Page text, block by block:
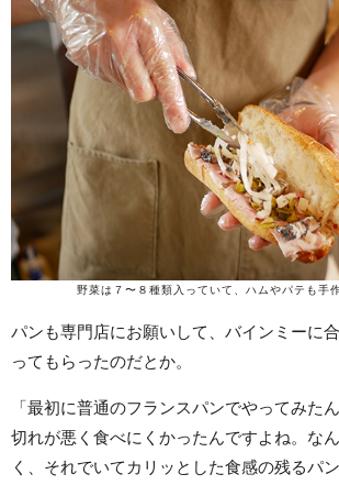
野菜は７〜８種類入っていて、ハムやパテも手
パンも専門店にお願いして、バインミーに
ってもらったのだとか。
「最初に普通のフランスパンでやってみた
切れが悪く食べにくかったんですよね。な
く、それでいてカリッとした食感の残るパ